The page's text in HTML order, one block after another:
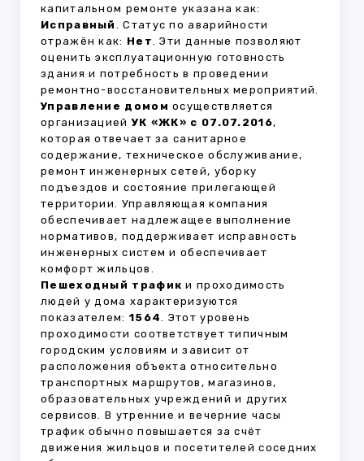
капитальном ремонте указана как:
Исправный . Статус по аварийности
отражён как: Нет. Эти данные позволяют
оценить эксплуатационную готовность
здания и потребность в проведении
ремонтно-восстановительных мероприятий.
Управление домом осуществляется
организациейУК «ЖК» с 07.07.2016,
которая отвечает за санитарное
содержание, техническое обслуживание,
ремонт инженерных сетей, уборку
подъездов и состояние прилегающей
территории. Управляющая компания
обеспечивает надлежащее выполнение
нормативов, поддерживает исправность
инженерных систем и обеспечивает
комфорт жильцов.
Пешеходный трафик и проходимость
людей у дома характеризуются
показателем: 1564. Этот уровень
проходимости соответствует типичным
городским условиям и зависит от
расположения объекта относительно
транспортных маршрутов, магазинов,
образовательных учреждений и других
сервисов. В утренние и вечерние часы
трафик обычно повышается за счёт
движения жильцов и посетителей соседних